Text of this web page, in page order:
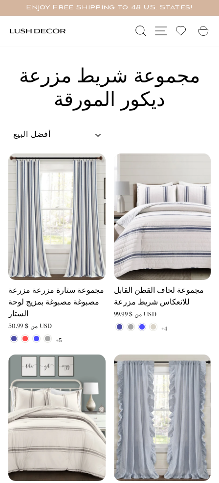
Enjoy Free Shipping to 48 U.S. States!
يبحث في الموقع
مجموعة شريط مزرعة
ديكور المورقة
مجموعة ستارة مزرعة مزرعة
مصبوغة مصبوغة بمزيج لوحة
الستار
من $ 50.99 USD
+5
مجموعة لحاف القطن القابل
للانعكاس شريط مزرعة
من $ 99.99 USD
+4